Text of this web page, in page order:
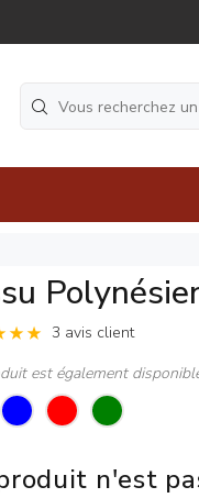
3 avis client
est également
n'est